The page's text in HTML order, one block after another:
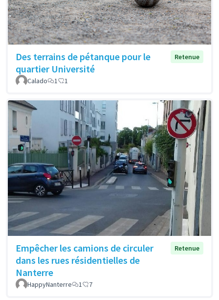
Des terrains de pétanque pour le
quartier Université
Retenue
Calado 1 1
Empêcher les camions de circuler
dans les rues résidentielles de
Nanterre
Retenue
HappyNanterre 1 7